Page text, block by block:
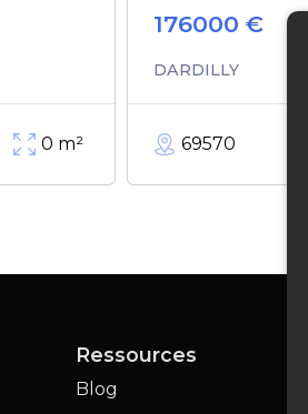
0 m²
176000 €
DARDILLY
69570
Ressources
Blog